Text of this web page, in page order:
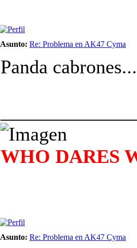
Asunto: Re: Problema en AK47 Cyma
Panda
WHO DARES
Asunto: Re: Problema en AK47 Cyma